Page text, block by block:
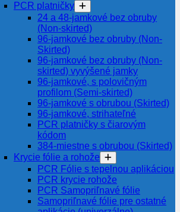
PCR platničky
24 a 48-jamkové bez obruby
(Non-skirted)
96-jamkové bez obruby (Non-
Skirted)
96-jamkové bez obruby (Non-
skirted) vyvýšené jamky
96-jamkové, s polovičným
profilom (Semi-skirted)
96-jamkové s obrubou (Skirted)
96-jamkové, strihateľné
PCR platničky s čiarovým
kódom
384-miestne s obrubou (Skirted)
Krycie fólie a rohože
PCR Fólie s tepelnou aplikáciou
PCR krycie rohože
PCR Samopriľnavé fólie
Samopriľnavé fólie pre ostatné